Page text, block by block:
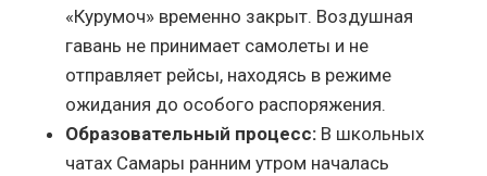
«Курумоч» временно закрыт. Воздушная
гавань не принимает самолеты и не
отправляет рейсы, находясь в режиме
ожидания до особого распоряжения.
Образовательный процесс: В школьных
чатах Самары ранним утром началась